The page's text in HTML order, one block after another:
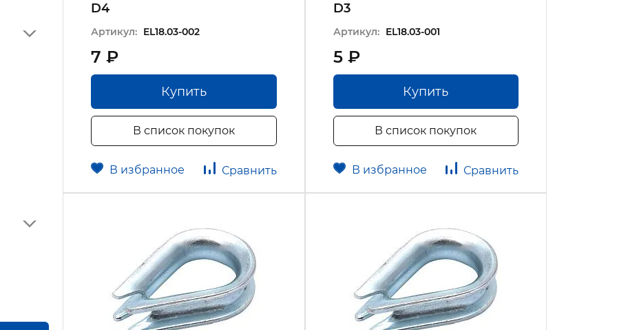
D4
Артикул: EL18.03-002
7 ₽
Купить
В список покупок
В избранное Сравнить
D3
Артикул: EL18.03-001
5 ₽
Купить
В список покупок
В избранное Сравнить